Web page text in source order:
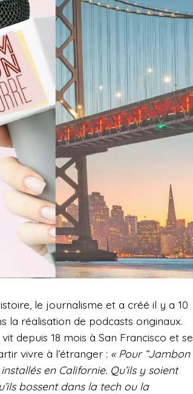
le journalisme et a créé il y a 10
la réalisation de podcasts originaux.
depuis 18 mois à San Francisco et se
vivre à l’étranger : « Pour “Jambon
en Californie. Qu’ils y soient
bossent dans la tech ou la